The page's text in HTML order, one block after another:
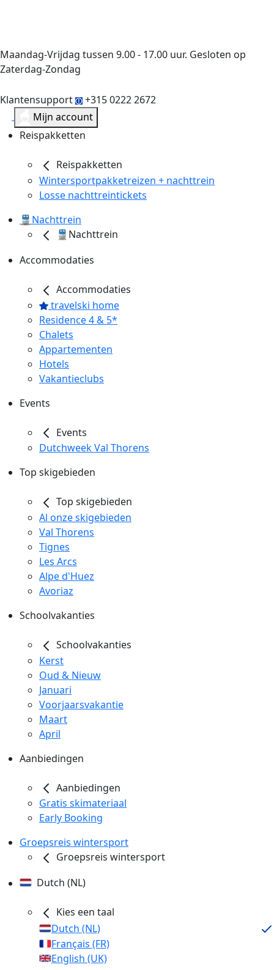
Maandag-Vrijdag tussen 9.00 - 17.00 uur. Gesloten op
Zaterdag-Zondag
Klantensupport
+315 0222 2672
Mijn account
Reispakketten
Reispakketten
Wintersportpakketreizen + nachttrein
Losse nachttreintickets
🚆Nachttrein
🚆Nachttrein
Accommodaties
Accommodaties
travelski home
Residence 4 & 5*
Chalets
Appartementen
Hotels
Vakantieclubs
Events
Events
Dutchweek Val Thorens
Top skigebieden
Top skigebieden
Al onze skigebieden
Val Thorens
Tignes
Les Arcs
Alpe d'Huez
Avoriaz
Schoolvakanties
Schoolvakanties
Kerst
Oud & Nieuw
Januari
Voorjaarsvakantie
Maart
April
Aanbiedingen
Aanbiedingen
Gratis skimateriaal
Early Booking
Groepsreis wintersport
Groepsreis wintersport
Dutch (NL)
Kies een taal
Dutch (NL)
Français (FR)
English (UK)